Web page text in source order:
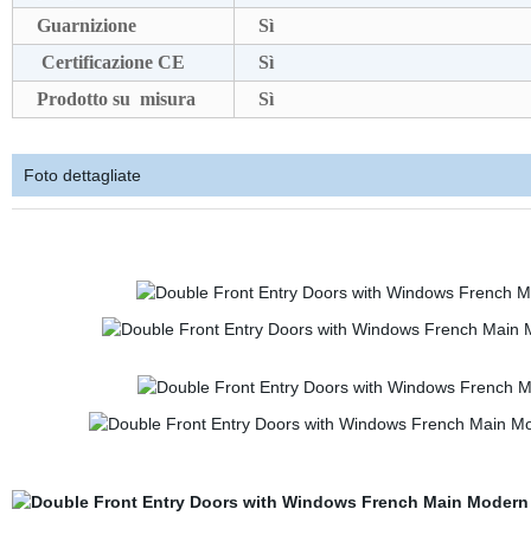
Guarnizione
Sì
Certificazione CE
Sì
Prodotto su misura
Sì
Foto dettagliate